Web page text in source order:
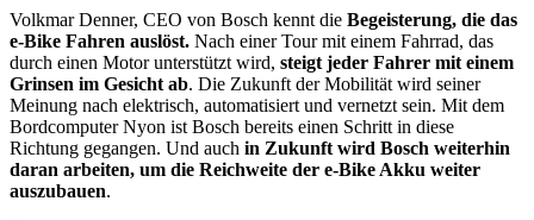
Volkmar Denner, CEO von Bosch kennt die Begeisterung, die das
e-Bike Fahren auslöst. Nach einer Tour mit einem Fahrrad, das
durch einen Motor unterstützt wird, steigt jeder Fahrer mit einem
Grinsen im Gesicht ab. Die Zukunft der Mobilität wird seiner
Meinung nach elektrisch, automatisiert und vernetzt sein. Mit dem
Bordcomputer Nyon ist Bosch bereits einen Schritt in diese
Richtung gegangen. Und auch in Zukunft wird Bosch weiterhin
daran arbeiten, um die Reichweite der e-Bike Akku weiter
auszubauen.